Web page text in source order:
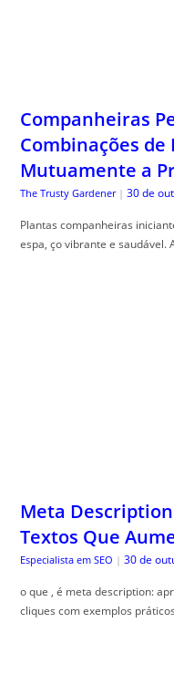
Companheiras
Combinações
Mutuamente a
The Trusty Gardener | 30 de
Plantas companheiras
espa, ço vibrante e saudável.
Meta
Textos Que
Especialista em SEO | 30 de
o que , é meta description:
cliques com exemplos